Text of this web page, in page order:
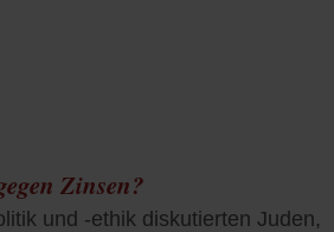
Zinsen?
und -ethik diskutierten Juden,